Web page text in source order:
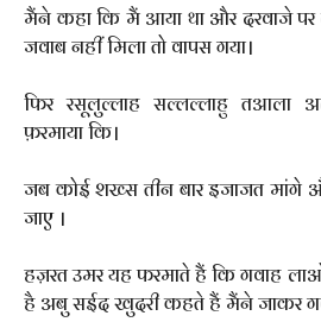
मैंने कहा कि मैं आया था और दरवाजे पर
जवाब नहीं मिला तो वापस गया।
फिर रसूलुल्लाह सल्लल्लाहु
फ़रमाया कि।
जब कोई शख्स तीन बार इजाजत मांगे
जाए ।
हज़रत उमर यह फरमाते हैं कि गवाह
है अबु सईद खुदरी कहते हैं मैंने जाकर